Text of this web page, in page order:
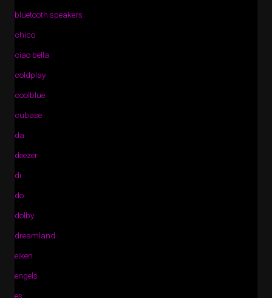
bluetooth speakers
chico
ciao bella
coldplay
coolblue
cubase
da
deezer
di
do
dolby
dreamland
eiken
engels
es